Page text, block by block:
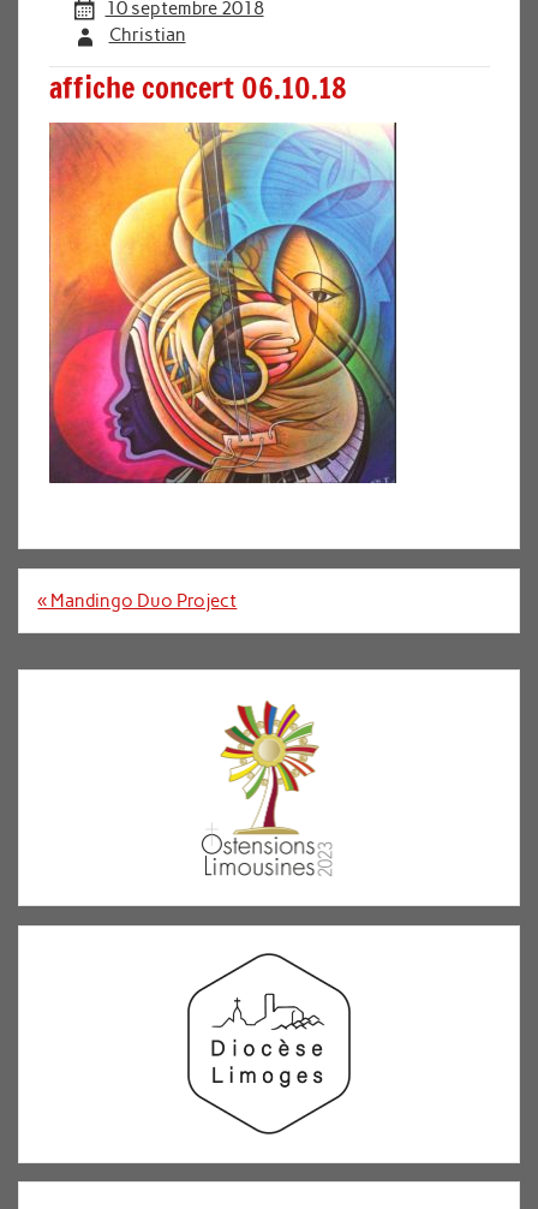
10 septembre 2018
Christian
affiche concert 06.10.18
Navigation
« Mandingo Duo Project